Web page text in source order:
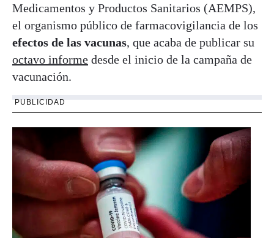
Medicamentos y Productos Sanitarios (AEMPS),
el organismo público de farmacovigilancia de los
efectos de las vacunas, que acaba de publicar su
octavo informe desde el inicio de la campaña de
vacunación.
PUBLICIDAD